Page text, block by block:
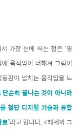
가장 눈에 띄는 점은 ‘영
움직임이 더해져 그림이
감이 넘치는 움직임을 느
순히 끝나는 것이 아니라
첨단 디지털 기술과 융합
’라고 합니다. <헤세와 그